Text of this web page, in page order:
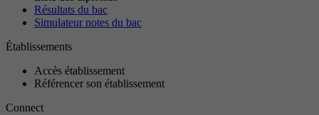
Résultats du bac
Simulateur notes du bac
Établissements
Accès établissement
Référencer son établissement
Connect